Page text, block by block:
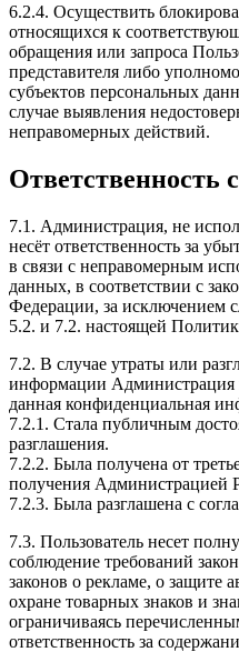
6.2.4. Осуществить
относящихся к
обращения или запроса
представителя либо
субъектов персональных
случае выявления
неправомерных действий.
Ответственность
7.1. Администрация, не
несёт ответственность за
в связи с неправомерным
данных, в соответствии с
Федерации, за исключением
5.2. и 7.2. настоящей
7.2. В случае утраты или
информации Администрация
данная конфиденциальная
7.2.1. Стала публичным
разглашения.
7.2.2. Была получена от
получения Администрацией
7.2.3. Была разглашена с
7.3. Пользователь несет
соблюдение требований
законов о рекламе, о защите
охране товарных знаков и
ограничиваясь
ответственность за